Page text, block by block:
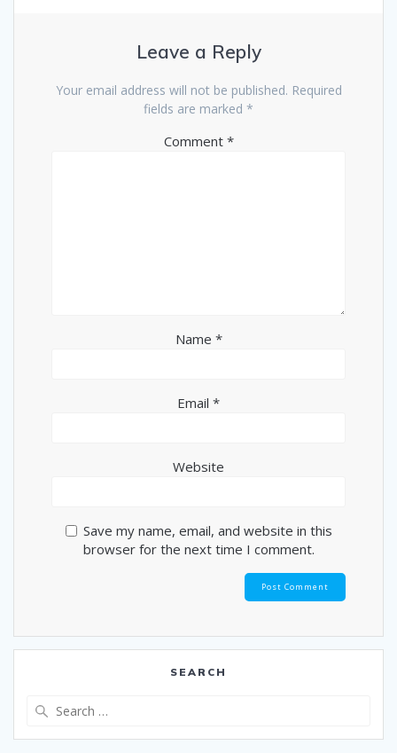
Leave a Reply
Your email address will not be published. Required
fields are marked *
Comment *
Name *
Email *
Website
Save my name, email, and website in this
browser for the next time I comment.
SEARCH